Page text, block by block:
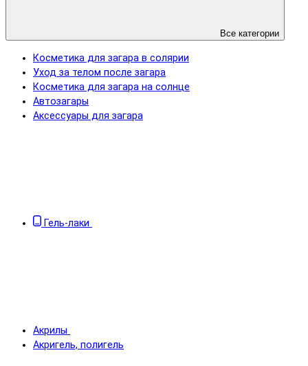
Все категории
Косметика для загара в солярии
Уход за телом после загара
Косметика для загара на солнце
Автозагары
Аксессуары для загара
Гель-лаки
Акрилы
Акригель, полигель